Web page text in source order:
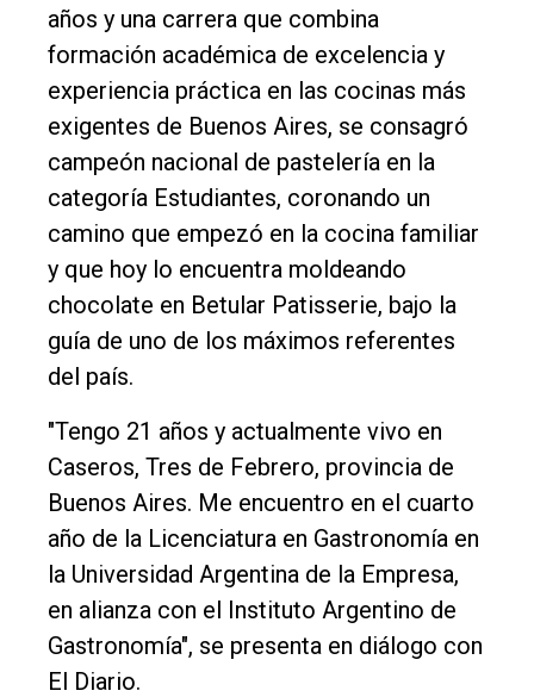
El
único
DIARIO
Balcarce
Tendencia
Int.
General
Política
Cultura
Entrevistas
años y una carrera que combina
formación académica de excelencia y
experiencia práctica en las cocinas más
exigentes de Buenos Aires, se consagró
campeón nacional de pastelería en la
categoría Estudiantes, coronando un
camino que empezó en la cocina familiar
y que hoy lo encuentra moldeando
chocolate en Betular Patisserie, bajo la
guía de uno de los máximos referentes
del país.
"Tengo 21 años y actualmente vivo en
Caseros, Tres de Febrero, provincia de
Buenos Aires. Me encuentro en el cuarto
año de la Licenciatura en Gastronomía en
la Universidad Argentina de la Empresa,
en alianza con el Instituto Argentino de
Gastronomía", se presenta en diálogo con
El Diario.